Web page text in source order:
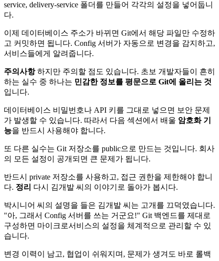
service, delivery-service 폴더를 만들어 각각의 설정을 넣어둡니
다.
이제 데이터베이스 주소가 바뀌면 Git에서 해당 파일만 수정하
고 커밋하면 됩니다. Config 서버가 자동으로 변경을 감지하고,
서비스들에게 알려줍니다.
주의사항하지만 주의할 점도 있습니다. 초보 개발자들이 흔히
하는 실수 중 하나는 민감한 정보를 평문으로 Git에 올리는 것
입니다.
데이터베이스 비밀번호나 API 키를 그대로 넣으면 보안 문제
가 발생할 수 있습니다. 따라서 다음 섹션에서 배울 암호화 기
능을 반드시 사용해야 합니다.
또 다른 실수는 Git 저장소를 public으로 만드는 것입니다. 회사
의 모든 설정이 공개되면 큰 문제가 됩니다.
반드시 private 저장소를 사용하고, 접근 권한을 제한해야 합니
다. 정리 다시 김개발 씨의 이야기로 돌아가 봅시다.
박시니어 씨의 설명을 들은 김개발 씨는 고개를 끄덕였습니다.
"아, 그래서 Config 서버를 쓰는 거군요!" Git 백엔드를 제대로
구성하면 마이크로서비스의 설정을 체계적으로 관리할 수 있
습니다.
변경 이력이 남고, 협업이 쉬워지며, 문제가 생겨도 바로 롤백